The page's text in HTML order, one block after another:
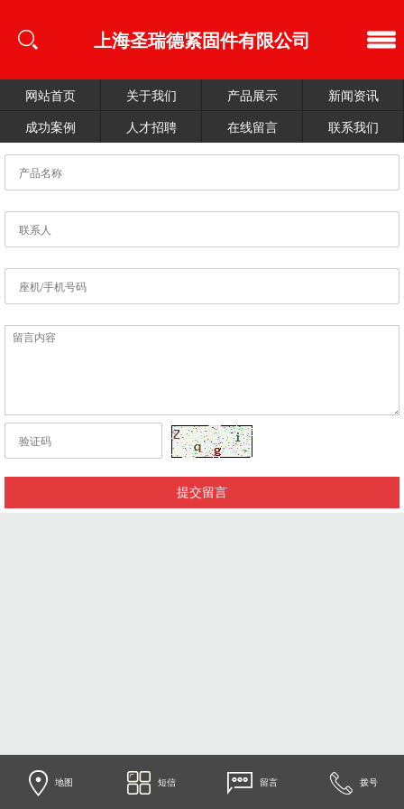
上海圣瑞德紧固件有限公司
网站首页 关于我们 产品展示
新闻资讯
成功案例
人才招聘 在线留言 联系我们
地图 短信 留言 拨号